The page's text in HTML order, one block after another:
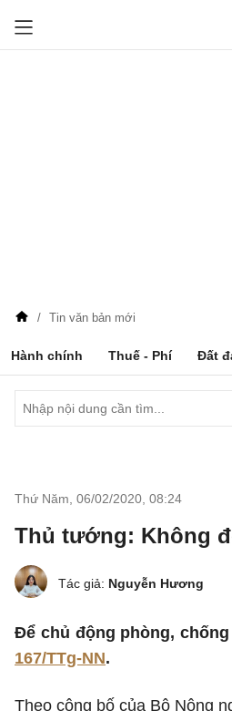
Tin văn bản mới
Hành chính Thuế - Phí Đất
Thứ Năm, 06/02/2020 08:24
Thủ tướng: Không
Tác giả: Nguyễn Hương
Để chủ động phòng,
167/TTg-NN.
Theo công bố của Bộ Nông